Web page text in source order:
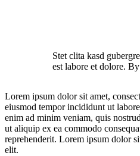
Stet clita kasd
est labore et dolore. By
Lorem ipsum dolor sit amet,
eiusmod tempor incididunt ut
enim ad minim veniam, quis
ut aliquip ex ea commodo
reprehenderit. Lorem ipsum dolor
elit.